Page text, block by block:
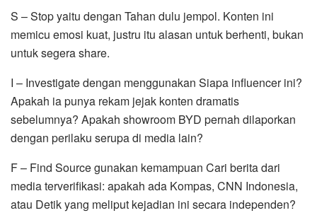
S – Stop yaitu dengan Tahan dulu jempol. Konten ini
memicu emosi kuat, justru itu alasan untuk berhenti, bukan
untuk segera share.
I – Investigate dengan menggunakan Siapa influencer ini?
Apakah ia punya rekam jejak konten dramatis
sebelumnya? Apakah showroom BYD pernah dilaporkan
dengan perilaku serupa di media lain?
F – Find Source gunakan kemampuan Cari berita dari
media terverifikasi: apakah ada Kompas, CNN Indonesia,
atau Detik yang meliput kejadian ini secara independen?